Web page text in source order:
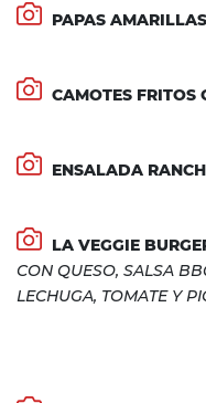
PAPAS
CAMOTES FRITOS
ENSALADA RANCH
LA VEGGIE
CON QUESO, SALSA
LECHUGA, TOMATE Y